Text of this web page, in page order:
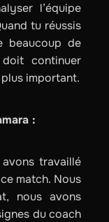
l’équipe
tu réussis
beaucoup de
continuer
plus important.
:
travaillé
match. Nous
nous avons
du coach